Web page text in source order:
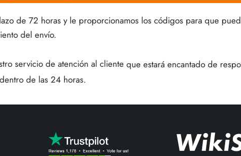
de 72 horas y le proporcionamos los códigos para que
del envío.
servicio de atención al cliente que estará encantado de
de las 24 horas.